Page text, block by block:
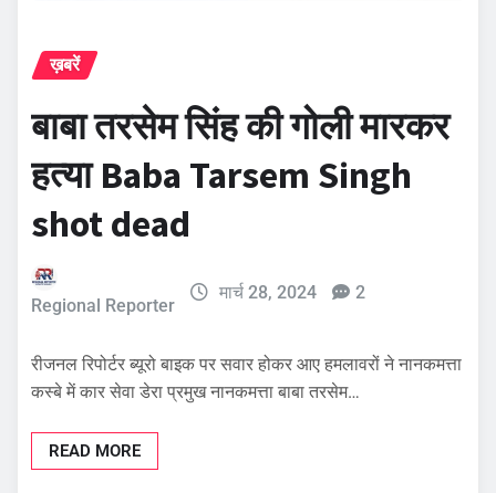
ख़बरें
बाबा तरसेम सिंह की गोली मारकर
हत्या Baba Tarsem Singh
shot dead
Regional Reporter
मार्च 28, 2024 2
रीजनल रिपोर्टर ब्यूरो बाइक पर सवार होकर आए हमलावरों ने नानकमत्ता
कस्बे में कार सेवा डेरा प्रमुख नानकमत्ता बाबा तरसेम…
READ MORE